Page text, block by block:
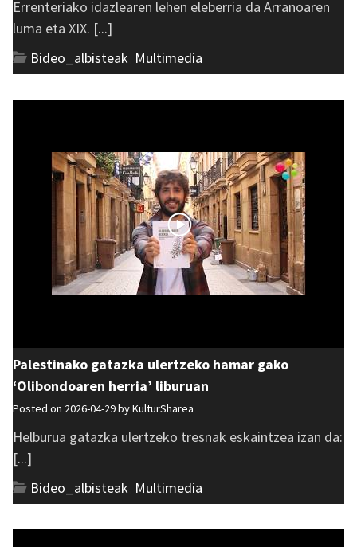
Errenteriako idazlearen lehen eleberria da Arranoaren
luma eta XIX. [...]
Bideo_albisteak Multimedia
Palestinako gatazka ulertzeko hamar gako
‘Olibondoaren herria’ liburuan
Posted on 2026-04-29 byKulturSharea
Helburua gatazka ulertzeko tresnak eskaintzea izan da:
[...]
Bideo_albisteak Multimedia